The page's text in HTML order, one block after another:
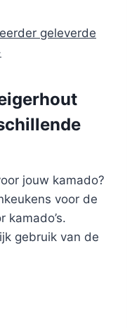
geleverde
jouw kamado?
voor de
kamado’s.
gebruik van de